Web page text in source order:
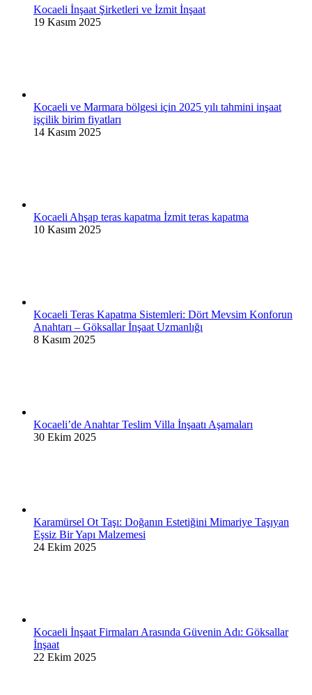
Kocaeli İnşaat Şirketleri ve İzmit İnşaat
19 Kasım 2025
Kocaeli ve Marmara bölgesi için 2025 yılı tahmini inşaat
işçilik birim fiyatları
14 Kasım 2025
Kocaeli Ahşap teras kapatma İzmit teras kapatma
10 Kasım 2025
Kocaeli Teras Kapatma Sistemleri: Dört Mevsim Konforun
Anahtarı – Göksallar İnşaat Uzmanlığı
8 Kasım 2025
Kocaeli’de Anahtar Teslim Villa İnşaatı Aşamaları
30 Ekim 2025
Karamürsel Ot Taşı: Doğanın Estetiğini Mimariye Taşıyan
Eşsiz Bir Yapı Malzemesi
24 Ekim 2025
Kocaeli İnşaat Firmaları Arasında Güvenin Adı: Göksallar
İnşaat
22 Ekim 2025